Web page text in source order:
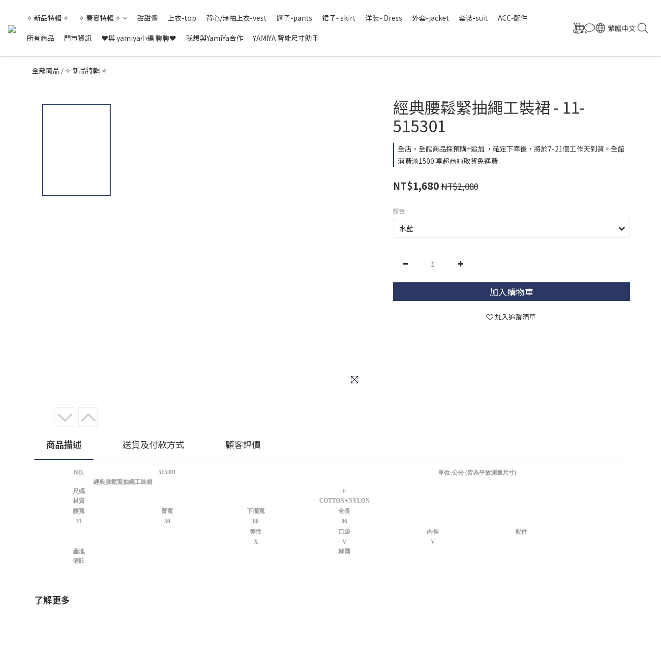
✧ 新品特輯 ✧ ✧ 春夏特輯 ✧ 甜甜價 上衣-top 背心/無袖上衣-vest 褲子-pants 裙子- skirt 洋裝- Dress 外套-jacket 套裝-suit ACC-配件
所有商品 門市資訊 ❤與 yamiya小編 聊聊❤ 我想與YamiYa合作 YAMIYA 智能尺寸助手
繁體中文
全部商品 / ✧ 新品特輯 ✧
經典腰鬆緊抽繩工裝裙 - 11-
515301
全店，全館商品採預購+追加 ，確定下單後，將於7-21個工作天到貨。全館
消費滿1500 享超商純取貨免運費
NT$1,680NT$2,080
顏色
加入購物車
加入追蹤清單
商品描述 送貨及付款方式 顧客評價
NO. 515301
單位:公分 (皆為平放測量尺寸)
經典腰鬆緊抽繩工裝裙
尺碼
F
材質
COTTON+NYLON
腰寬
臀寬 下擺寬
全長
31
59 80
86
彈性
口袋 內裡
配件
X
V
V
產地
韓國
備註
了解更多